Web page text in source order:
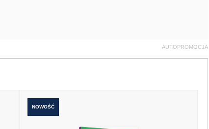
AUTOPROMOCJA
NOWOŚĆ